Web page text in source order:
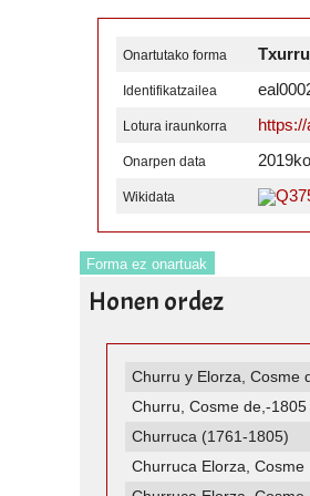
Onartutako forma
Identifikatzailea
Lotura iraunkorra
Onarpen data
Wikidata
Forma ez onartuak
Honen ordez
Churru y Elorza, Cosme
Churru, Cosme de,-
Churruca (1761-1805)
Churruca Elorza,